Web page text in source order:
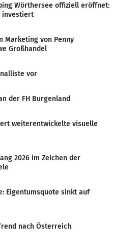
Wörthersee offiziell eröffnet:
investiert
Marketing von Penny
Großhandel
vor
der FH Burgenland
weiterentwickelte visuelle
2026 im Zeichen der
Eigentumsquote sinkt auf
nach Österreich